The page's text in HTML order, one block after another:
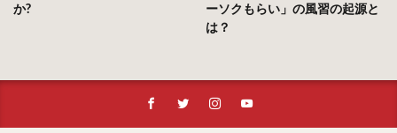
か?
ーソクもらい」の風習の起源と
は？